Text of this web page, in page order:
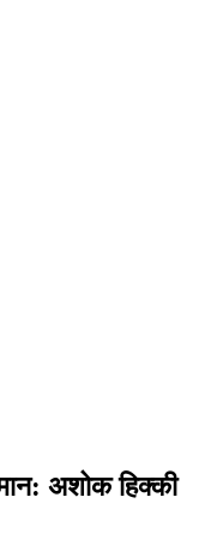
अशोक हिक्की